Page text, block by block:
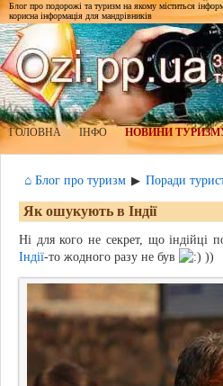
Блог про подорожі та туризм на якому міститься
корисна інформація для мандрівників
ГОЛОВНА ІНФО НОВИНИ
⌂ Блог про туризм ▶ Поради
Як ошукують в Індії
Ні для кого не секрет, що індійці
Індії-то жодного разу не був ))